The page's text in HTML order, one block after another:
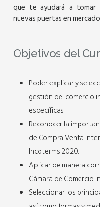
que te ayudará a tomar
nuevas puertas en
Objetivos del
Poder explicar y
gestión del comercio
específicas.
Reconocer la
de Compra Venta
Incoterms 2020.
Aplicar de manera
Cámara de Comercio
Seleccionar los